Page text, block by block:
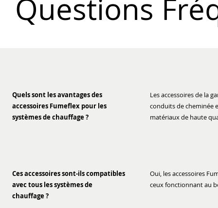
Questions
Quels sont les avantages des
accessoires Fumeflex pour les
systèmes de chauffage ?
Les accessoires de la
conduits de cheminée
matériaux de haute
Ces accessoires sont-ils compatibles
avec tous les systèmes de
chauffage ?
Oui, les accessoires
ceux fonctionnant au